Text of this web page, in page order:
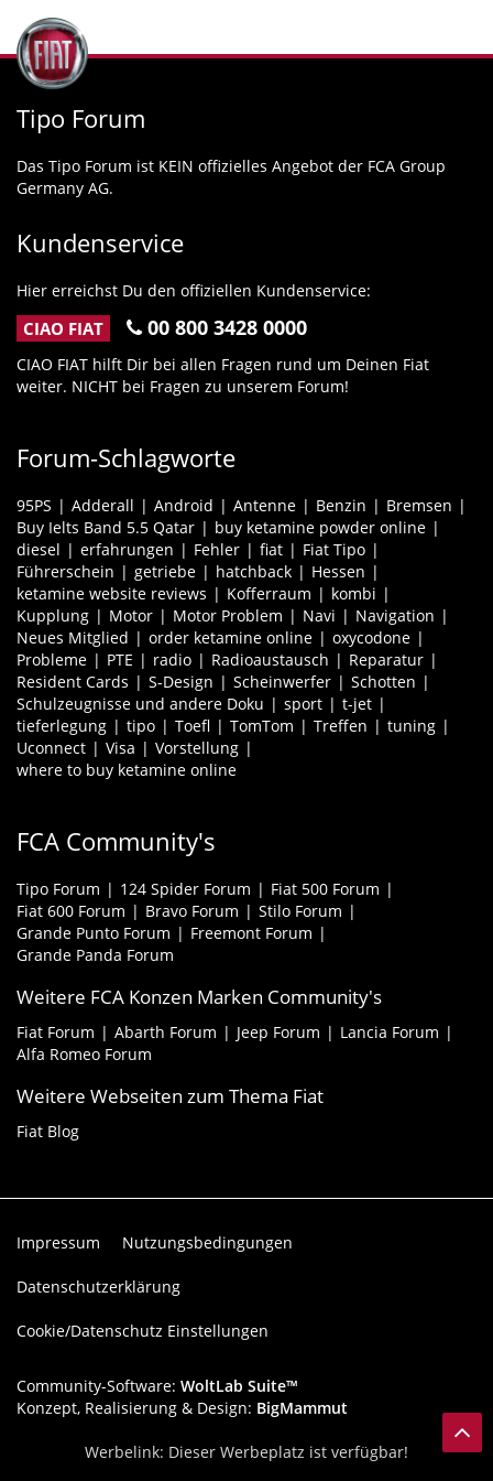
Tipo Forum
Das Tipo Forum ist KEIN offizielles Angebot der FCA Group
Germany AG.
Kundenservice
Hier erreichst Du den offiziellen Kundenservice:
CIAO FIAT 00 800 3428 0000
CIAO FIAT hilft Dir bei allen Fragen rund um Deinen Fiat
weiter. NICHT bei Fragen zu unserem Forum!
Forum-Schlagworte
95PS Adderall Android Antenne Benzin
Bremsen
Buy Ielts Band 5.5 Qatar
buy ketamine powder online
diesel
erfahrungen Fehler fiat
Fiat Tipo
Führerschein
getriebe hatchback
Hessen
ketamine website reviews
Kofferraum
kombi
Kupplung
Motor Motor Problem Navi
Navigation
Neues Mitglied
order ketamine online
oxycodone
Probleme
PTE radio Radioaustausch
Reparatur
Resident Cards
S-Design Scheinwerfer
Schotten
Schulzeugnisse und andere Doku
sport
t-jet
tieferlegung
tipo Toefl TomTom Treffen
tuning
Uconnect
Visa
Vorstellung
where to buy ketamine online
FCA Community's
Tipo Forum 124 Spider Forum
Fiat 500 Forum
Fiat 600 Forum
Bravo Forum
Stilo Forum
Grande Punto Forum
Freemont Forum
Grande Panda Forum
Weitere FCA Konzen Marken Community's
Fiat Forum Abarth Forum Jeep Forum
Lancia Forum
Alfa Romeo Forum
Weitere Webseiten zum Thema Fiat
Fiat Blog
Impressum Nutzungsbedingungen
Datenschutzerklärung
Cookie/Datenschutz Einstellungen
Community-Software: WoltLab Suite™
Konzept, Realisierung & Design: BigMammut
Werbelink: Dieser Werbeplatz ist verfügbar!